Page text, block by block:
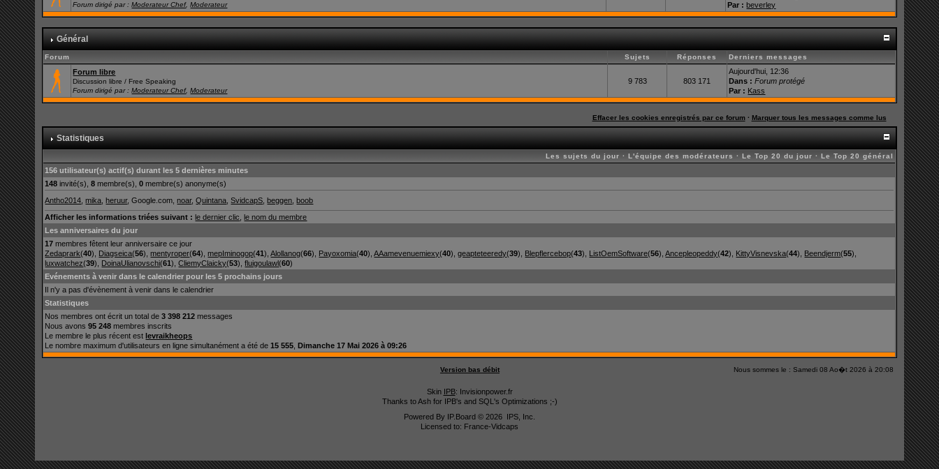
Forum dirigé par :Moderateur Chef,Moderateur
Par : beverley
Général
Forum Sujets Réponses Derniers messages
Forum libre
Discussion libre / Free Speaking
Forum dirigé par :Moderateur Chef,Moderateur
9 783 803 171
Aujourd'hui, 12:36
Dans : Forum protégé
Par : Kass
Effacer les cookies enregistrés par ce forum· Marquer tous les messages comme lus
Statistiques
Les sujets du jour ·L'équipe des modérateurs ·Le Top 20 du jour ·Le Top 20 général
156 utilisateur(s) actif(s) durant les 5 dernières minutes
148 invité(s),8 membre(s),0 membre(s) anonyme(s)
Antho2014 ,mika ,heruur, Google.com,noar,Quintana ,SvidcapS ,beggen ,boob
Afficher les informations triées suivant : le dernier clic ,le nom du membre
Les anniversaires du jour
17 membres fêtent leur anniversaire ce jour
Zedaprark(40), Diagseica(56),mentyroper(64),mepIminogop(41),Alollanog(66), Payoxomia(40),AAamevenuemiexy(40),geapteteeredy(39), Blepflercebop(43), ListOemSoftware(56),Ancepleopeddy(42), KittyVisnevska(44), Beendjerm(55),
luxwatchez(39), DoinaUlianovschi(61),CliemyClaicky(53),fluigoulawl(60)
Evénements à venir dans le calendrier pour les 5 prochains jours
Il n'y a pas d'évènement à venir dans le calendrier
Statistiques
Nos membres ont écrit un total de3 398 212 messages
Nous avons95 248 membres inscrits
Le membre le plus récent estlevraikheops
Le nombre maximum d'utilisateurs en ligne simultanément a été de15 555 ,Dimanche 17 Mai 2026 à 09:26
Version bas débit Nous sommes le : Samedi 08 Ao�t 2026 à 20:08
Skin IPB: Invisionpower.fr
Thanks to Ash for IPB's and SQL's Optimizations ;-)
Powered By IP.Board © 2026 IPS, Inc
Licensed to: France-Vidcaps